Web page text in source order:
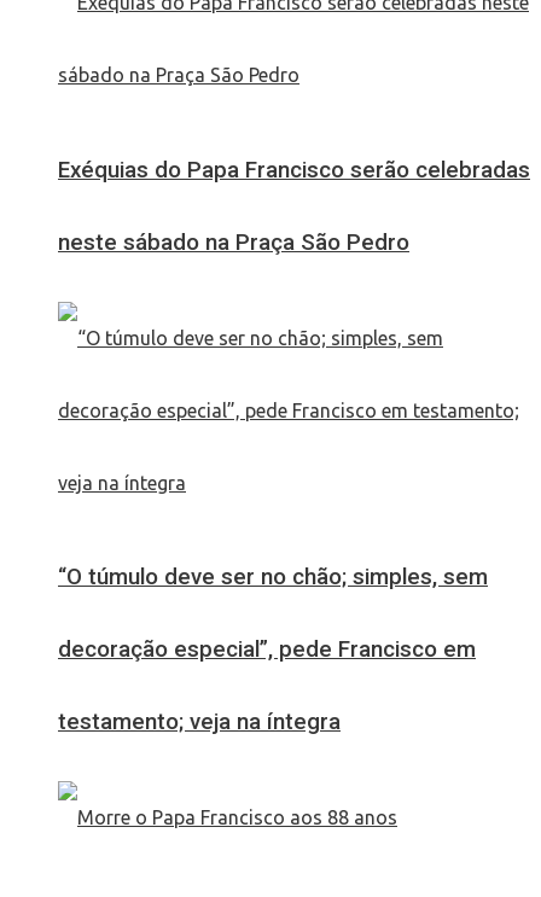
Exéquias do Papa Francisco serão celebradas
neste sábado na Praça São Pedro
“O túmulo deve ser no chão; simples, sem
decoração especial”, pede Francisco em
testamento; veja na íntegra